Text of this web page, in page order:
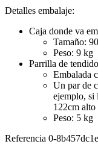
Detalles embalaje:
Caja donde va
Tamaño:
Peso: 9 kg
Parrilla de
Embalada
Un par de
ejemplo, si
122cm
Peso: 5 kg
Referencia 0-